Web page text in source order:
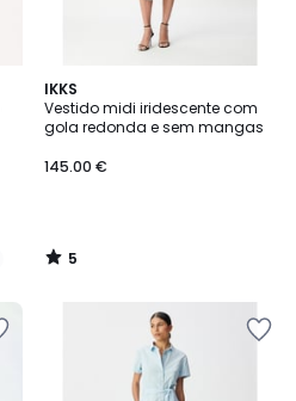
IKKS
Vestido midi iridescente com
gola redonda e sem mangas
145.00 €
5
/
5
5
/